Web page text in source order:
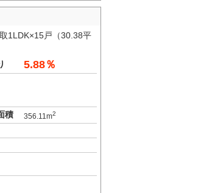
1LDK×15戸（30.38平
5.88％
積 356.11m2